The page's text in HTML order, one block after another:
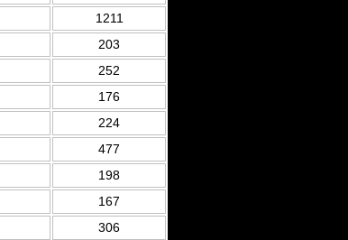
1211
203
252
176
224
477
198
167
306